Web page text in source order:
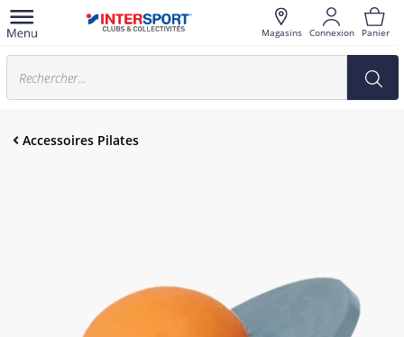
Magasins Connexion Panier
Accessoires Pilates